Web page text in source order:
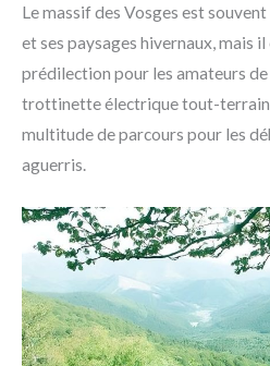
Le massif des Vosges est
et ses paysages hivernaux, mais
prédilection pour les amateurs
trottinette électrique tout-
multitude de parcours pour les
aguerris.